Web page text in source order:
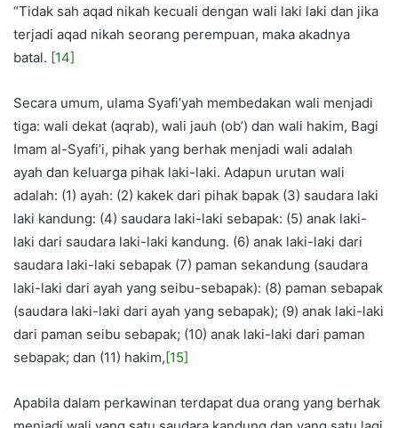
“Tidak sah aqad nikah kecuali dengan wali laki laki dan jika
terjadi aqad nikah seorang perempuan, maka akadnya
batal. [14]
Secara umum, ulama Syafi’yah membedakan wali menjadi
tiga: wali dekat (aqrab), wali jauh (ob’) dan wali hakim, Bagi
Imam al-Syafi’i, pihak yang berhak menjadi wali adalah
ayah dan keluarga pihak laki-laki. Adapun urutan wali
adalah: (1) ayah: (2) kakek dari pihak bapak (3) saudara laki
laki kandung: (4) saudara laki-laki sebapak: (5) anak laki-
laki dari saudara laki-laki kandung. (6) anak laki-laki dari
saudara laki-laki sebapak (7) paman sekandung (saudara
laki-laki dari ayah yang seibu-sebapak): (8) paman sebapak
(saudara laki-laki dari ayah yang sebapak); (9) anak laki-laki
dari paman seibu sebapak; (10) anak laki-laki dari paman
sebapak; dan (11) hakim,[15]
Apabila dalam perkawinan terdapat dua orang yang berhak